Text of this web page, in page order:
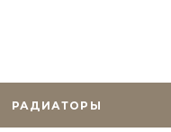
РАДИАТОРЫ